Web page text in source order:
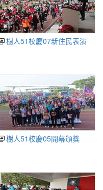
樹人51校慶07新住民表演
樹人51校慶05開幕頒獎